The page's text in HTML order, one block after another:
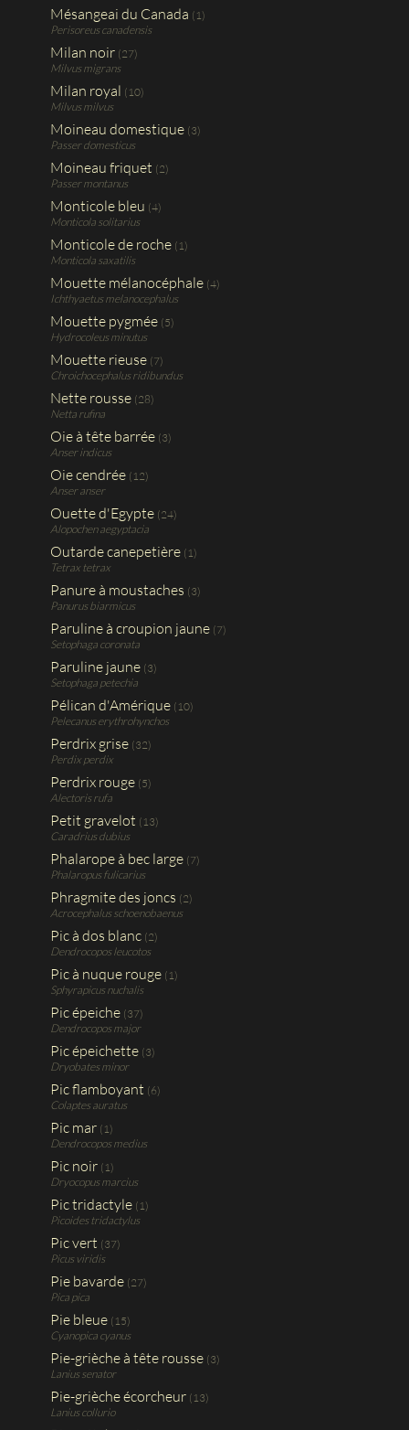
Mésangeai du Canada (1)
Perisoreus canadensis
Milan noir (27)
Milvus migrans
Milan royal (10)
Milvus milvus
Moineau domestique (3)
Passer domesticus
Moineau friquet (2)
Passer montanus
Monticole bleu (4)
Monticola solitarius
Monticole de roche (1)
Monticola saxatilis
Mouette mélanocéphale (4)
Ichthyaetus melanocephalus
Mouette pygmée (5)
Hydrocoleus minutus
Mouette rieuse (7)
Chroichocephalus ridibundus
Nette rousse (28)
Netta rufina
Oie à tête barrée (3)
Anser indicus
Oie cendrée (12)
Anser anser
Ouette d'Egypte (24)
Alopochen aegyptacia
Outarde canepetière (1)
Tetrax tetrax
Panure à moustaches (3)
Panurus biarmicus
Paruline à croupion jaune (7)
Setophaga coronata
Paruline jaune (3)
Setophaga petechia
Pélican d'Amérique (10)
Pelecanus erythrohynchos
Perdrix grise (32)
Perdix perdix
Perdrix rouge (5)
Alectoris rufa
Petit gravelot (13)
Caradrius dubius
Phalarope à bec large (7)
Phalaropus fulicarius
Phragmite des joncs (2)
Acrocephalus schoenobaenus
Pic à dos blanc (2)
Dendrocopos leucotos
Pic à nuque rouge (1)
Sphyrapicus nuchalis
Pic épeiche (37)
Dendrocopos major
Pic épeichette (3)
Dryobates minor
Pic flamboyant (6)
Colaptes auratus
Pic mar (1)
Dendrocopos medius
Pic noir (1)
Dryocopus marcius
Pic tridactyle (1)
Picoides tridactylus
Pic vert (37)
Picus viridis
Pie bavarde (27)
Pica pica
Pie bleue (15)
Cyanopica cyanus
Pie-grièche à tête rousse (3)
Lanius senator
Pie-grièche écorcheur (13)
Lanius collurio